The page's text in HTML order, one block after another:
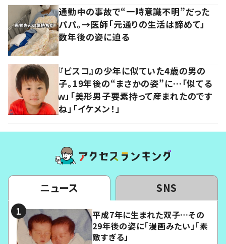
通勤中の事故で“一時意識不明”だった
パパ。→医師「元通りの生活は諦めて」
数年後の姿に迫る
『ビスコ』の少年に似ていた4歳の男の
子。19年後の“まさかの姿”に…「似てる
ｗ」「美形男子要素持って産まれたのです
ね」「イケメン！」
ニュース SNS
平成7年に生まれた双子…その
29年後の姿に「漫画みたい」「素
敵すぎる」